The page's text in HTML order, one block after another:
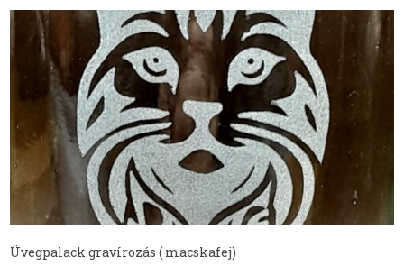
Üvegpalack gravírozás ( macskafej)